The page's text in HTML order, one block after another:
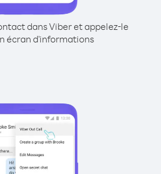
dans Viber et appelez-le
écran d'informations